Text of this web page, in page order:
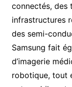
connectés, des
infrastructures
des semi-
Samsung fait
d’imagerie
robotique, tout